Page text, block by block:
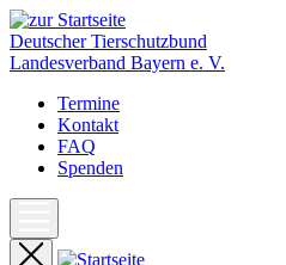
Deutscher Tierschutzbund
Landesverband Bayern e. V.
Termine
Kontakt
FAQ
Spenden